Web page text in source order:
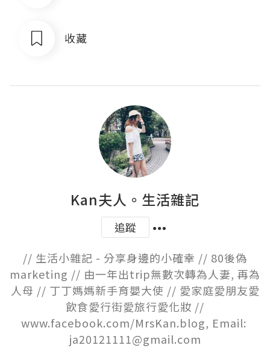
收藏
Kan夫人。生活雜記
追蹤
// 生活小雜記 - 分享身邊的小確幸 // 80後偽
marketing // 由一年出trip無數次轉為人妻, 再為
人母 // 丁丁媽媽新手育嬰大使 // 愛家庭愛朋友愛
飲食愛行街愛旅行愛化妝 //
www.facebook.com/MrsKan.blog, Email:
ja20121111@gmail.com